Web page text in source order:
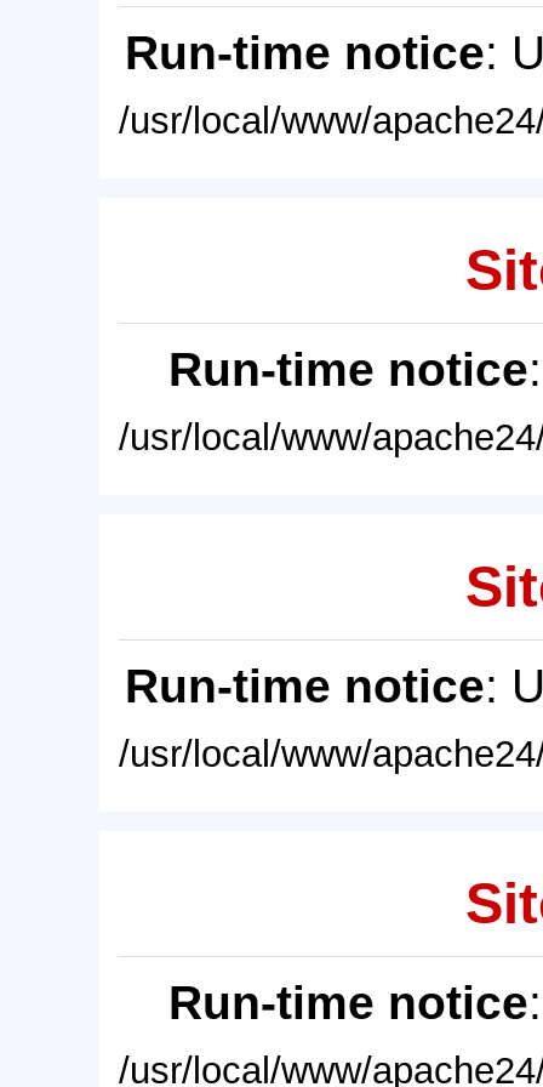
Run-time notice:
/usr/local/www/
Run-time notice
/usr/local/www/
Run-time notice:
/usr/local/www/
Run-time notice
/usr/local/www/